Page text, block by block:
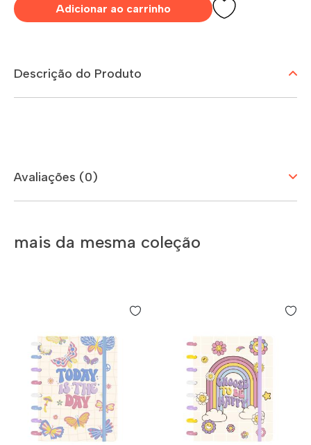
Adicionar ao carrinho
Descrição do Produto
Avaliações (0)
mais da mesma coleção